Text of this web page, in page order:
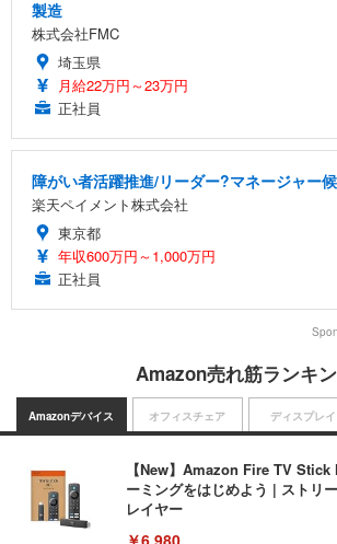
製造
株式会社FMC
埼玉県
月給22万円～23万円
正社員
障がい者活躍推進/リーダー?マネージャー
楽天ペイメント株式会社
東京都
年収600万円～1,000万円
正社員
Amazon売れ筋ランキ
Amazonデバイス
【New】Amazon Fire TV Stick
ーミングをはじめよう | ストリ
レイヤー
￥6,980
オフィスチェア ディスプレイ